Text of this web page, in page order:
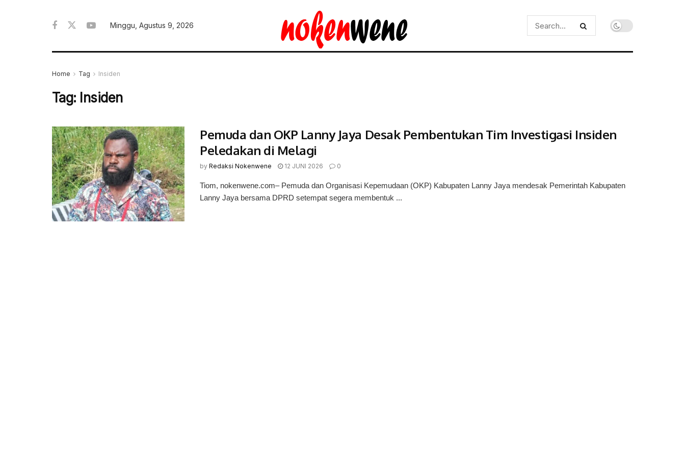
Minggu, Agustus 9, 2026
Home Tag Insiden
Tag: Insiden
Pemuda dan OKP Lanny Jaya Desak Pembentukan Tim Investigasi Insiden
Peledakan di Melagi
by Redaksi Nokenwene 12 JUNI 2026 0
Tiom, nokenwene.com– Pemuda dan Organisasi Kepemudaan (OKP) Kabupaten Lanny Jaya mendesak Pemerintah Kabupaten
Lanny Jaya bersama DPRD setempat segera membentuk ...